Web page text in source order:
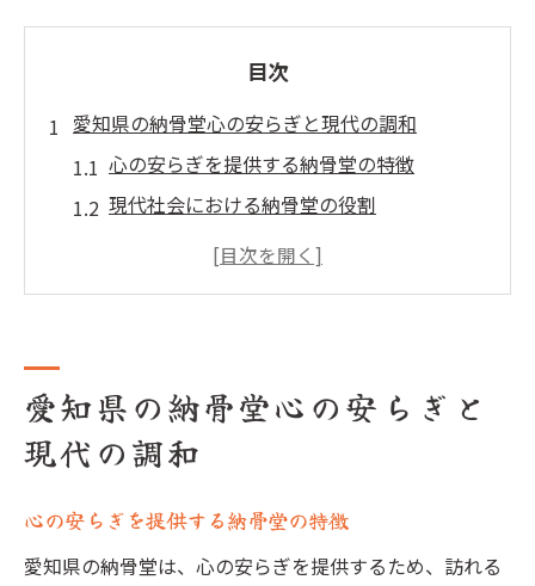
目次
愛知県の納骨堂心の安らぎと現代の調和
心の安らぎを提供する納骨堂の特徴
現代社会における納骨堂の役割
利用者が求める納骨堂の新しい形とは
地域特性を活かした愛知県の納骨堂の進化
地域に根差した納骨堂のデザイン
歴史と文化を活かした納骨堂の取り組み
地産地消を推進する納骨堂の特色
愛知県の納骨堂心の安らぎと
現代の調和
心の安らぎを提供する納骨堂の特徴
愛知県の納骨堂は、心の安らぎを提供するため、訪れる